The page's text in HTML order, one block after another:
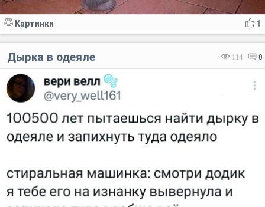
1
Картинки
114 0
Дырка в одеяле